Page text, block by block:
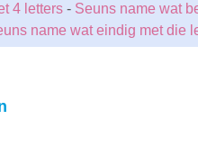
4 letters- Seuns name wat
name wat eindig met die